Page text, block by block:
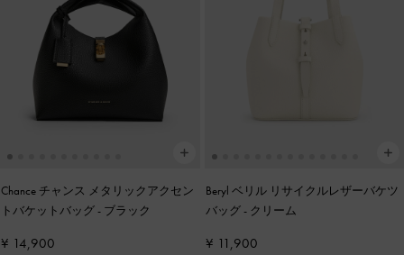
Chance チャンス メタリックアクセン
トバケットバッグ- ブラック
¥ 14,900
Beryl ベリル リサイクルレザーバケツ
バッグ- クリーム
¥ 11,900